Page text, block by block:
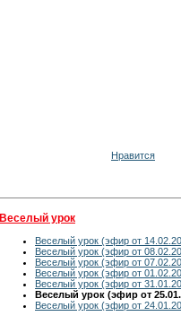
Нравится
Веселый урок
Веселый урок (эфир от
Веселый урок (эфир от
Веселый урок (эфир от
Веселый урок (эфир от
Веселый урок (эфир от
Веселый урок (эфир от
Веселый урок (эфир от